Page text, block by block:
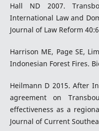
Hall ND 2007.
International Law and
Journal of Law Reform
Harrison ME, Page SE,
Indonesian Forest Fires.
Heilmann D 2015. After
agreement on
effectiveness as a
Journal of Current